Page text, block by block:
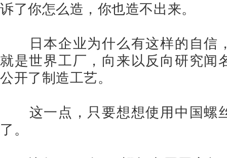
诉了你怎么造，你也造不出来。
日本企业为什么有这样的自信
就是世界工厂，向来以反向研究闻
公开了制造工艺。
这一点，只要想想使用中国螺
了。